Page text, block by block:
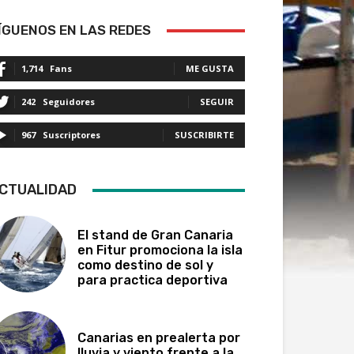
EN LAS REDES
1,714 Fans ME GUSTA
242 Seguidores SEGUIR
967 Suscriptores SUSCRIBIRTE
El stand de Gran Canaria
en Fitur promociona la isla
como destino de sol y
para practica deportiva
Canarias en prealerta por